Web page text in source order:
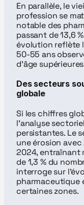
En parallèle, le
profession se
notable des
passant de 13,6
évolution reflète
50-55 ans
d’âge
Des secteurs
globale
Si les chiffres
l’analyse
persistantes. Le
une érosion
2024, entraînant
de 1,3 % du
interroge sur
pharmaceutique
certaines zones.